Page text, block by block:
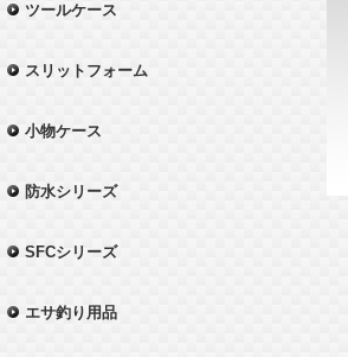
ツールケース
スリットフォーム
小物ケース
防水シリーズ
SFCシリーズ
エサ釣り用品